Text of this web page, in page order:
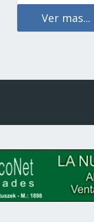
Ver mas...